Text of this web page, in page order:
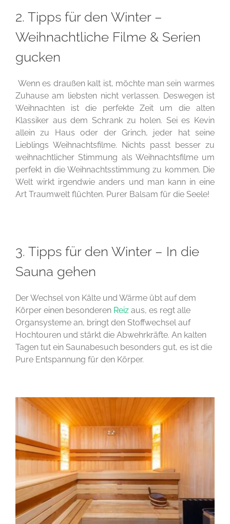
2. Tipps für den Winter –
Weihnachtliche Filme & Serien
gucken
Wenn es draußen kalt ist, möchte man sein warmes
Zuhause am liebsten nicht verlassen. Deswegen ist
Weihnachten ist die perfekte Zeit um die alten
Klassiker aus dem Schrank zu holen. Sei es Kevin
allein zu Haus oder der Grinch, jeder hat seine
Lieblings Weihnachtsfilme. Nichts passt besser zu
weihnachtlicher Stimmung als Weihnachtsfilme um
perfekt in die Weihnachtsstimmung zu kommen. Die
Welt wirkt irgendwie anders und man kann in eine
Art Traumwelt flüchten. Purer Balsam für die Seele!
3. Tipps für den Winter – In die
Sauna gehen
Der Wechsel von Kälte und Wärme übt auf dem
Körper einen besonderen Reizaus, es regt alle
Organsysteme an, bringt den Stoffwechsel auf
Hochtouren und stärkt die Abwehrkräfte. An kalten
Tagen tut ein Saunabesuch besonders gut, es ist die
Pure Entspannung für den Körper.